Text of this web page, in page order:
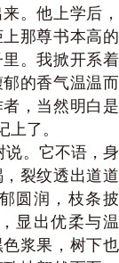
。他上学后，
那尊书本高的
。我掀开系着
的香气温温而
，当然明白是
了。
说。它不语，身
裂纹透出道道
圆润，枝条披
显出优柔与温
浆果，树下也